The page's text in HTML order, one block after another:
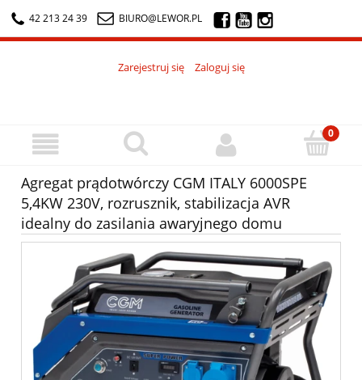
42 213 24 39 BIURO@LEWOR.PL
Zarejestruj się Zaloguj się
Agregat prądotwórczy CGM ITALY 6000SPE
5,4KW 230V, rozrusznik, stabilizacja AVR
idealny do zasilania awaryjnego domu